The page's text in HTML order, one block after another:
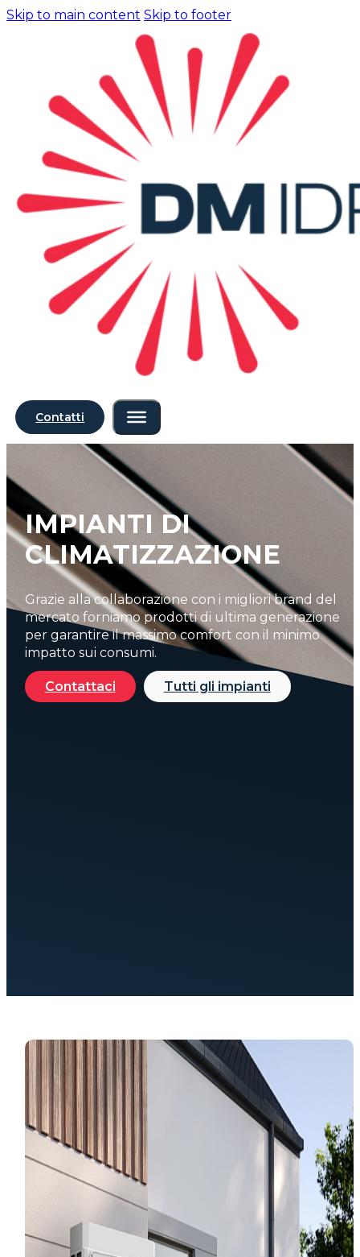
Skip to main content Skip to footer
Contatti
IMPIANTI DI
CLIMATIZZAZIONE
Grazie alla collaborazione con i migliori brand del
mercato forniamo prodotti di ultima generazione
per garantire il massimo comfort con il minimo
impatto sui consumi.
Contattaci Tutti gli impianti